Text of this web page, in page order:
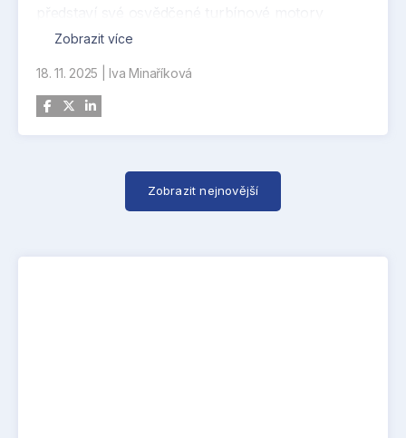
využívané zákazníky po celém světě. Klíčovými
jednotka pro široké spektrum bezpilotních
systémů, a PBS TJ80, motor často používaný
Motory PBS se vyznačují vysokým poměrem
tahu a hmotnosti, schopností startu ve vysokých
nadmořských výškách, dlouhou životností i
mořského prostředí. Díky více než dvacetiletému
Zobrazit více
18. 11. 2025 Iva Minaříková
Zobrazit nejnovější